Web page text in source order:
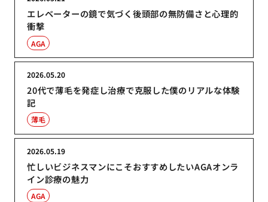
エレベーターの鏡で気づく後頭部の無防備さと心理的
衝撃
AGA
20代で薄毛を発症し治療で克服した僕のリアルな体験
記
2026.05.20
薄毛
忙しいビジネスマンにこそおすすめしたいAGAオンラ
イン診療の魅力
2026.05.19
AGA